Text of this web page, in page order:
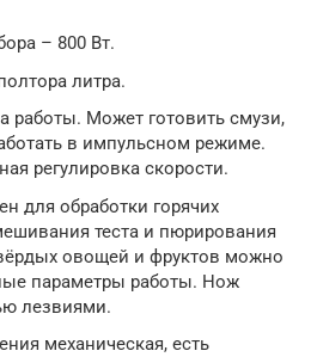
– 800 Вт.
литра.
работы. Может готовить смузи,
в импульсном режиме.
регулировка скорости.
для обработки горячих
теста и пюрирования
овощей и фруктов можно
параметры работы. Нож
лезвиями.
механическая, есть